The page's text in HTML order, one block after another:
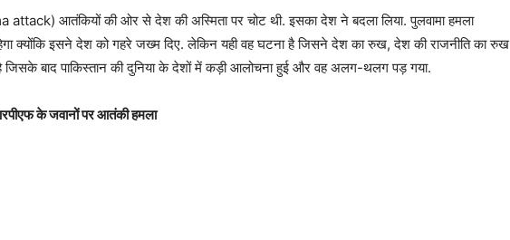
attack) आतंकियों की ओर से देश की अस्मिता पर चोट थी. इसका देश ने बदला लिया. पुलवामा हमला
क्योंकि इसने देश को गहरे जख्म दिए. लेकिन यही वह घटना है जिसने देश का रुख, देश की राजनीति का रुख
है जिसके बाद पाकिस्तान की दुनिया के देशों में कड़ी आलोचना हुई और वह अलग-थलग पड़ गया.
के जवानों पर आतंकी हमला